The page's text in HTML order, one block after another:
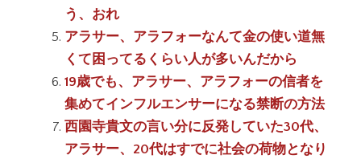
う、おれ
アラサー、アラフォーなんて金の使い道無
くて困ってるくらい人が多いんだから
19歳でも、アラサー、アラフォーの信者を
集めてインフルエンサーになる禁断の方法
西園寺貴文の言い分に反発していた30代、
アラサー、20代はすでに社会の荷物となり